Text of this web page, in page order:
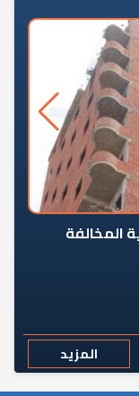
المخالفة
المزيد